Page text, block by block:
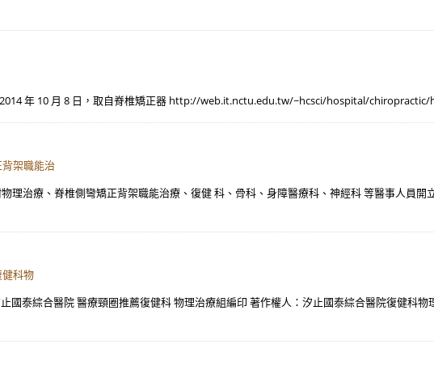
年 10 月 8 日，取自脊椎矯正器 http://web.it.nctu.edu.tw/~hcsci/hospital/
架職能治
理治療、脊椎側彎矯正背架職能治療、復健 科、骨科、身障醫療科、神經科 等醫事人員開
科物
國泰綜合醫院 醫療頸圈推薦復健科 物理治療組編印 著作權人：汐止國泰綜合醫院復健科